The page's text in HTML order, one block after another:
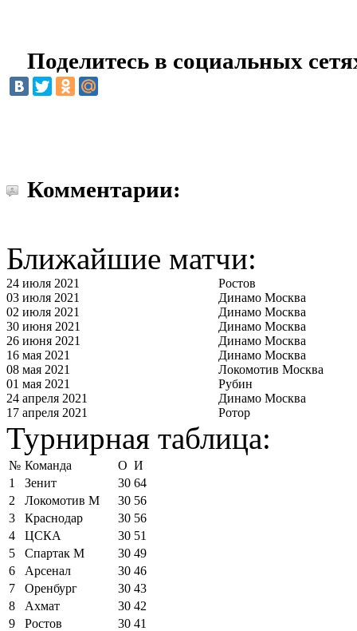
Поделитесь в социальных
Комментарии:
Ближайшие матчи:
24 июля 2021
Ростов
03 июля 2021
Динамо Москва
02 июля 2021
Динамо Москва
30 июня 2021
Динамо Москва
26 июня 2021
Динамо Москва
16 мая 2021
Динамо Москва
08 мая 2021
Локомотив Москва
01 мая 2021
Рубин
24 апреля 2021
Динамо Москва
17 апреля 2021
Ротор
Турнирная таблица:
№ Команда О И
1
Зенит 30 64
2
Локомотив М 30 56
3
Краснодар 30 56
4
ЦСКА 30 51
5
Спартак М 30 49
6
Арсенал 30 46
7
Оренбург 30 43
8
Ахмат 30 42
9
Ростов 30 41